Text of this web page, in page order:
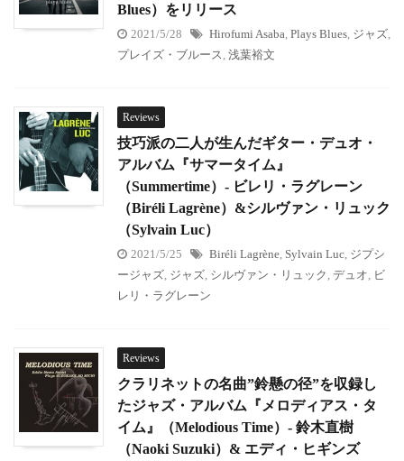
Blues）をリリース
2021/5/28 Hirofumi Asaba Plays Blues ジャズ
プレイズ・ブルース 浅葉裕文
Reviews
技巧派の二人が生んだギター・デュオ・
アルバム『サマータイム』
（Summertime）- ビレリ・ラグレーン
（Biréli Lagrène）&シルヴァン・リュック
（Sylvain Luc）
2021/5/25 Biréli Lagrène Sylvain Luc ジプシ
ージャズ ジャズ シルヴァン・リュック デュオ ビ
レリ・ラグレーン
Reviews
クラリネットの名曲”鈴懸の径”を収録し
たジャズ・アルバム『メロディアス・タ
イム』（Melodious Time）- 鈴木直樹
（Naoki Suzuki）& エディ・ヒギンズ